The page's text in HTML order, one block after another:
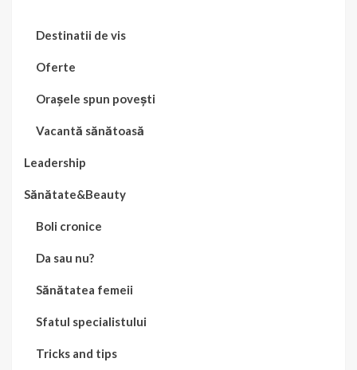
Destinatii de vis
Oferte
Orașele spun povești
Vacantă sănătoasă
Leadership
Sănătate&Beauty
Boli cronice
Da sau nu?
Sănătatea femeii
Sfatul specialistului
Tricks and tips